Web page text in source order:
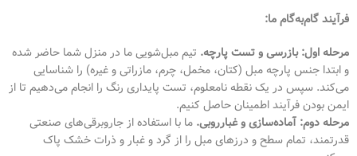
فرآیند گام‌به‌گام ما:
مرحله اول: بازرسی و تست پارچه. تیم مبل‌شویی ما در منزل شما حاضر شده
و ابتدا جنس پارچه مبل (کتان، مخمل، چرم، مازراتی و غیره) را شناسایی
می‌کند. سپس در یک نقطه نامعلوم، تست پایداری رنگ را انجام می‌دهیم تا از
ایمن بودن فرآیند اطمینان حاصل کنیم.
مرحله دوم: آماده‌سازی و غبارروبی. ما با استفاده از جاروبرقی‌های صنعتی
قدرتمند، تمام سطح و درزهای مبل را از گرد و غبار و ذرات خشک پاک